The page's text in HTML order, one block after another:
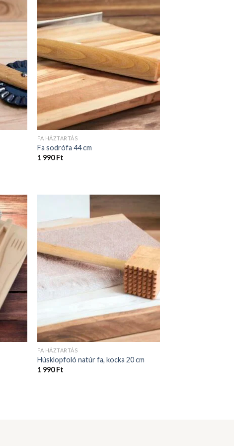
FA HÁZTARTÁS
Fa sodrófa 44 cm
1 990Ft
FA HÁZTARTÁS
Húsklopfoló natúr fa, kocka 20 cm
1 990Ft